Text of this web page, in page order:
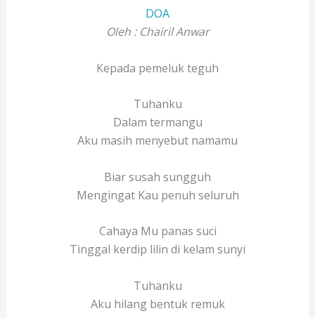
DOA
Oleh : Chairil Anwar
Kepada pemeluk teguh
Tuhanku
Dalam termangu
Aku masih menyebut namamu
Biar susah sungguh
Mengingat Kau penuh seluruh
Cahaya Mu panas suci
Tinggal kerdip lilin di kelam sunyi
Tuhanku
Aku hilang bentuk remuk